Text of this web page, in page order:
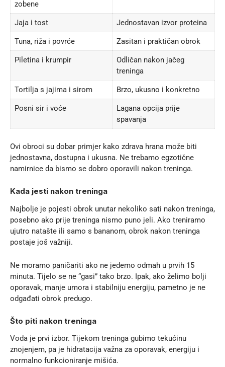
zobene
Jaja i tost Jednostavan izvor proteina
Tuna, riža i povrće Zasitan i praktičan obrok
Piletina i krumpir
Odličan nakon jačeg
treninga
Tortilja s jajima i sirom Brzo, ukusno i konkretno
Posni sir i voće
Lagana opcija prije
spavanja
Ovi obroci su dobar primjer kako zdrava hrana može biti
jednostavna, dostupna i ukusna. Ne trebamo egzotične
namirnice da bismo se dobro oporavili nakon treninga.
Kada jesti nakon treninga
Najbolje je pojesti obrok unutar nekoliko sati nakon treninga,
posebno ako prije treninga nismo puno jeli. Ako treniramo
ujutro natašte ili samo s bananom, obrok nakon treninga
postaje još važniji.
Ne moramo paničariti ako ne jedemo odmah u prvih 15
minuta. Tijelo se ne “gasi” tako brzo. Ipak, ako želimo bolji
oporavak, manje umora i stabilniju energiju, pametno je ne
odgađati obrok predugo.
Što piti nakon treninga
Voda je prvi izbor. Tijekom treninga gubimo tekućinu
znojenjem, pa je hidratacija važna za oporavak, energiju i
normalno funkcioniranje mišića.